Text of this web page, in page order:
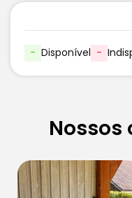
- Disponível -
Nossos